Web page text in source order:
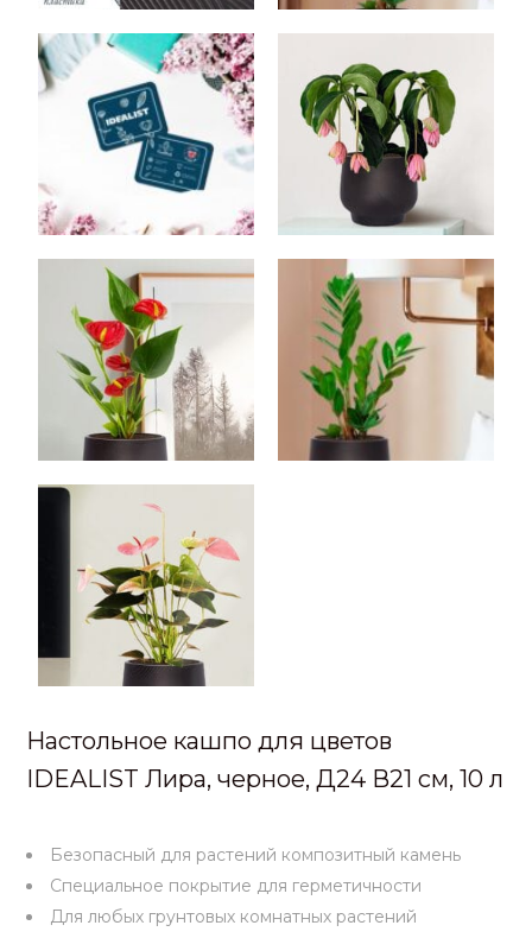
Настольное кашпо для цветов
IDEALIST Лира, черное, Д24 В21 см, 10 л
Безопасный для растений композитный камень
Специальное покрытие для герметичности
Для любых грунтовых комнатных растений